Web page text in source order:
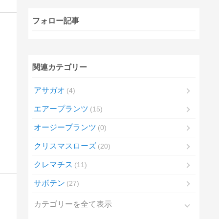
フォロー記事
関連カテゴリー
アサガオ 4
エアープランツ 15
オージープランツ 0
クリスマスローズ 20
クレマチス 11
サボテン 27
カテゴリーを全て表示